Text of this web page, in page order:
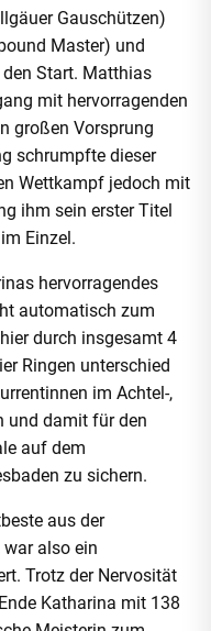
Gauschützen)
Master) und
Start. Matthias
mit hervorragenden
großen Vorsprung
schrumpfte dieser
Wettkampf jedoch mit
ihm sein erster Titel
Einzel.
hervorragendes
automatisch zum
durch insgesamt 4
Ringen unterschied
im Achtel-,
und damit für den
auf dem
zu sichern.
aus der
also ein
Trotz der Nervosität
Katharina mit 138